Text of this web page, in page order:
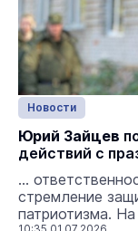
Новости
Юрий Зайцев
действий с
...
стремление
патриотизма.